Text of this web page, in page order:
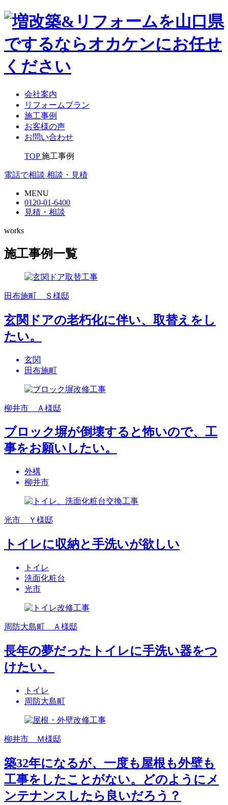
会社案内
リフォームプラン
施工事例
お客様の声
お問い合わせ
TOP 施工事例
電話で相談 相談・見積
MENU
0120-01-6400
見積・相談
works
施工事例一覧
田布施町 Ｓ様邸
玄関ドアの老朽化に伴い、取替えをし
たい。
玄関
田布施町
柳井市 Ａ様邸
ブロック塀が倒壊すると怖いので、工
事をお願いしたい。
外構
柳井市
光市 Ｙ様邸
トイレに収納と手洗いが欲しい
トイレ
洗面化粧台
光市
周防大島町 Ａ様邸
長年の夢だったトイレに手洗い器をつ
けたい。
トイレ
周防大島町
柳井市 Ｍ様邸
築32年になるが、一度も屋根も外壁も
工事をしたことがない。どのようにメ
ンテナンスしたら良いだろう？